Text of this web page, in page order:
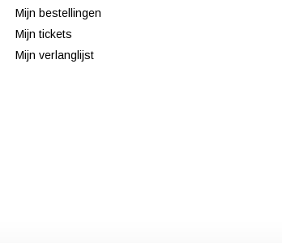
Mijn bestellingen
Mijn tickets
Mijn verlanglijst